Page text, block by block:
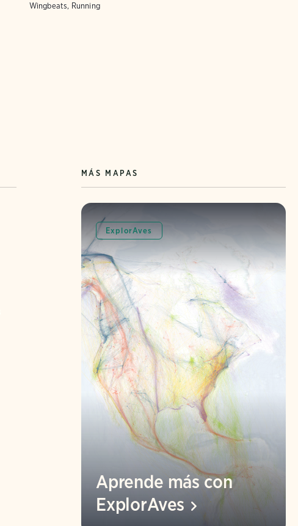
Wingbeats, Running
MÁS MAPAS
ExplorAves
Aprende más con
ExplorAves